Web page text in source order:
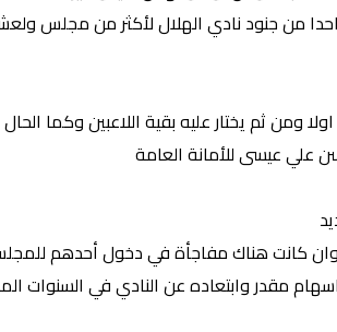
من جنود نادي الهلال لأكثر من مجلس
ثم يختار عليه بقية اللاعبين وكما الحال
علي عيسى للأمانة العامة
كانت هناك مفاجأة في دخول أحدهم
مقدر وابتعاده عن النادي في السنوات